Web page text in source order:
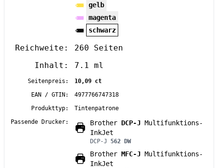
gelb
magenta
schwarz
Reichweite:
260 Seiten
Inhalt:
7.1 ml
Seitenpreis:
10,09 ct
EAN / GTIN:
4977766747318
Produkttyp:
Tintenpatrone
Passende Drucker:
Brother DCP-J Multifunktions-
InkJet
DCP-J 562 DW
Brother MFC-J Multifunktions-
InkJet